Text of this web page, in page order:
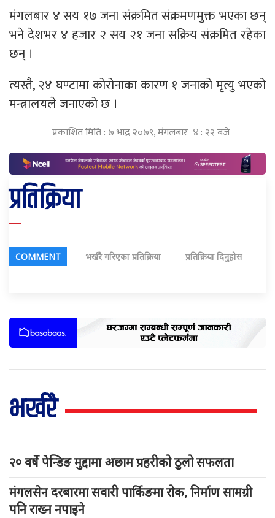
मंगलबार ४ सय १७ जना संक्रमित संक्रमणमुक्त भएका छन्
भने देशभर ४ हजार २ सय २१ जना सक्रिय संक्रमित रहेका
छन् ।
त्यस्तै, २४ घण्टामा कोरोनाका कारण १ जनाको मृत्यु भएको
मन्त्रालयले जनाएको छ ।
प्रकाशित मिति : ७ भाद्र २०७९, मंगलबार ४ : २२ बजे
प्रतिक्रिया
COMMENT भर्खरै गरिएका प्रतिक्रिया प्रतिक्रिया दिनुहोस
भर्खरै
२० वर्षे पेन्डिङ मुद्दामा अछाम प्रहरीको ठुलो सफलता
मंगलसेन दरबारमा सवारी पार्किङमा रोक, निर्माण सामग्री
पनि राख्न नपाइने